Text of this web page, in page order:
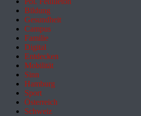
Bildung
Gesundheit
Campus
Familie
Digital
Entdecken
Mobilität
Sinn
Hamburg
Sport
Österreich
Schweiz